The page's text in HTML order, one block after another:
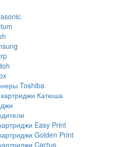
Toshiba
Катюша
Easy Print
Golden Print
Cactus